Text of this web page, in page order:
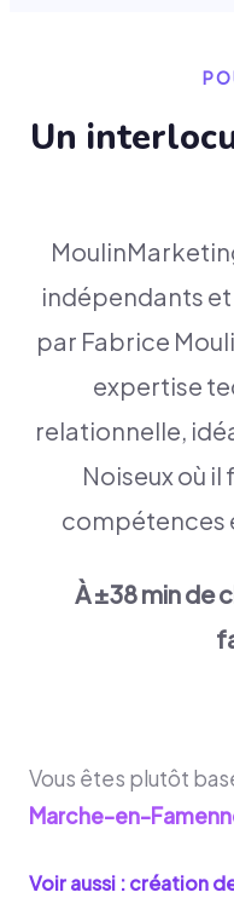
Un
indépendants et
par Fabrice
expertise
relationnelle,
Noiseux où il
compétences
À ±38 min de
Vous êtes plutôt
Marche-en-
Voir aussi : création